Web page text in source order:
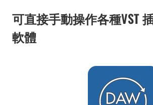
可直接手動操作各種VST
軟體